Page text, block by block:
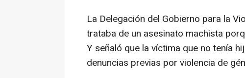
La Delegación del Gobierno para la
trataba de un asesinato machista
Y señaló que la víctima que no tenía
denuncias previas por violencia de